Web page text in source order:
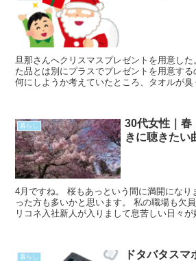
旦那さんへクリスマスプレゼントを用意し
た品とは別にプラスでプレゼントを用意す
何にしようか考えていたところ、タオルが
暮らし
30代女性｜春
きに聴きたい
4月ですね。 桜もあっという間に満開になり
った方も多いかと思います。 私の職場も欠
リコネ入社新人が入りまして息苦しい日々が
暮らし
ドタバタス